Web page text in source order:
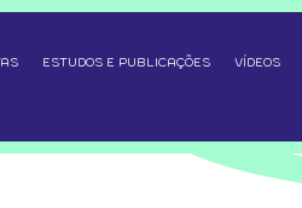
ESTUDOS E PUBLICAÇÕES VÍDEOS